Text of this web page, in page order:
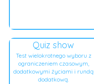
Quiz show
Test wielokrotnego wyboru z
ograniczeniem czasowym,
dodatkowymi życiami i rundą
dodatkową.